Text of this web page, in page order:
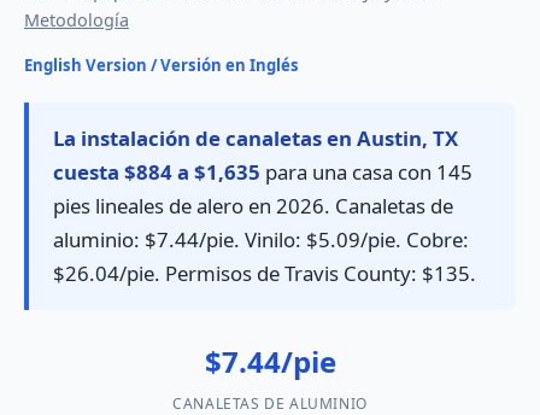
Metodología
English Version / Versión en Inglés
La instalación de canaletas en Austin, TX
cuesta $884 a $1,635 para una casa con 145
pies lineales de alero en 2026. Canaletas de
aluminio: $7.44/pie. Vinilo: $5.09/pie. Cobre:
$26.04/pie. Permisos de Travis County: $135.
$7.44/pie
CANALETAS DE ALUMINIO